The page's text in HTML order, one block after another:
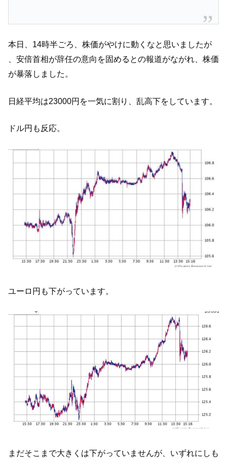
本日、14時半ごろ、株価がやけに動くなと思いましたが
、安倍首相が辞任の意向を固めるとの報道がながれ、株価
が暴落しました。
日経平均は23000円を一気に割り、乱高下をしています。
ドル円も反応。
ユーロ円も下がっています。
まだそこまで大きくは下がっていませんが、いずれにしも